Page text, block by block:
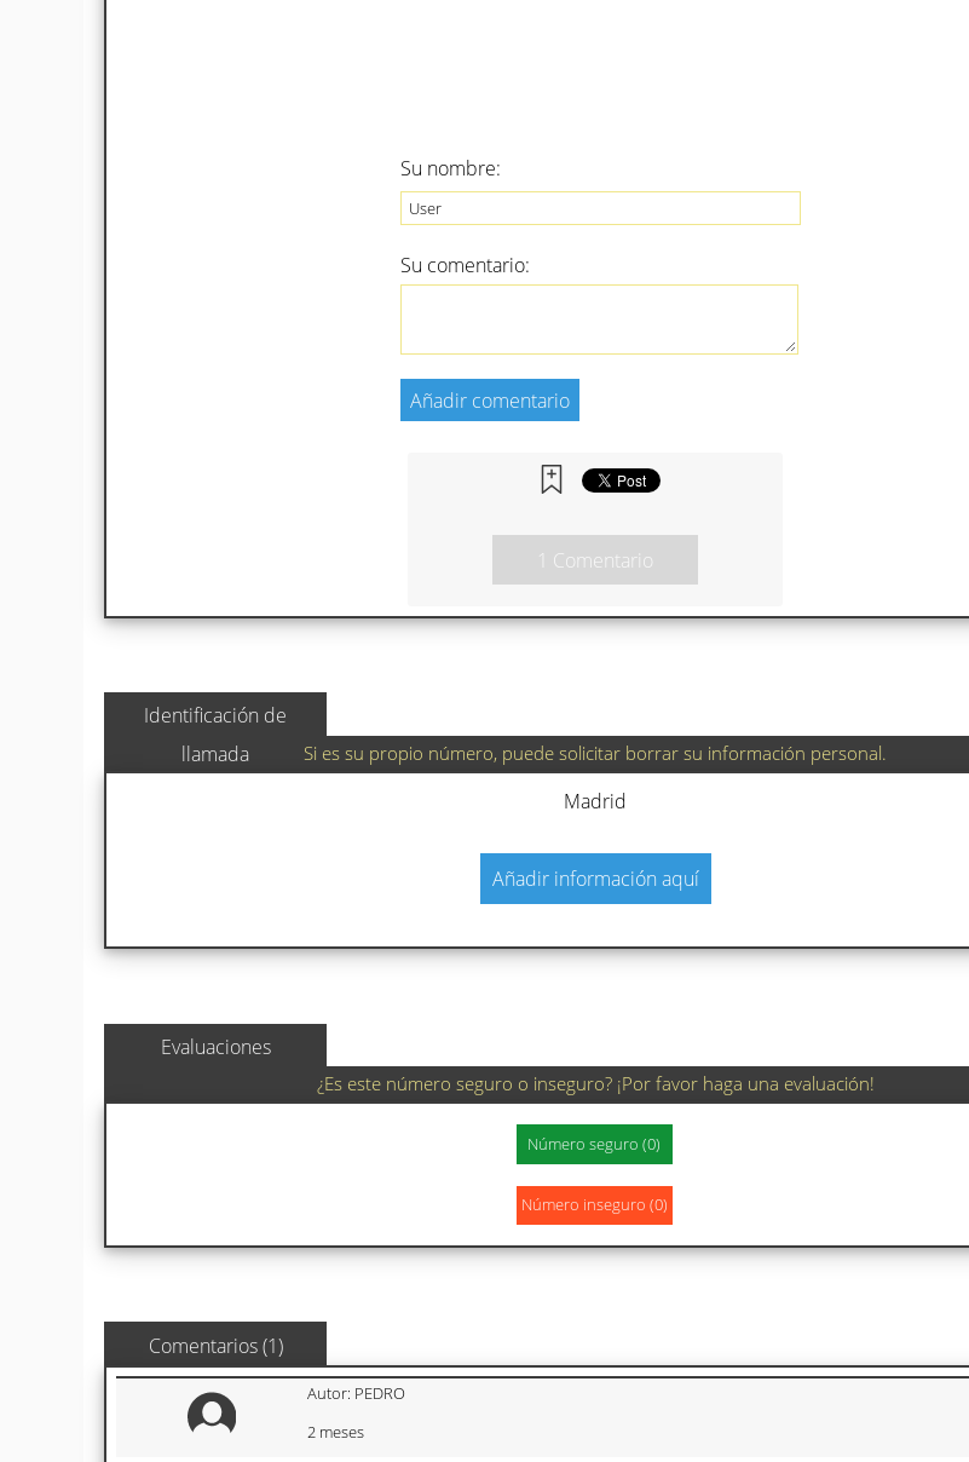
Su nombre:
Su comentario:
1 Comentario
Identificación de
llamada
Si es su propio número, puede solicitar borrar su información personal.
Madrid
Añadir información aquí
Evaluaciones
¿Es este número seguro o inseguro? ¡Por favor haga una evaluación!
Comentarios (1)
Autor: PEDRO
2 meses